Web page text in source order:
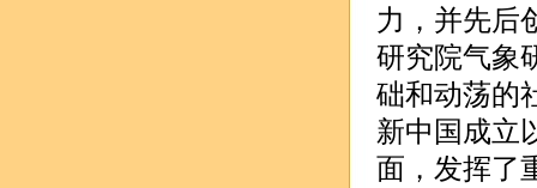
力，并先后
研究院气象
础和动荡的
新中国成立
面，发挥了